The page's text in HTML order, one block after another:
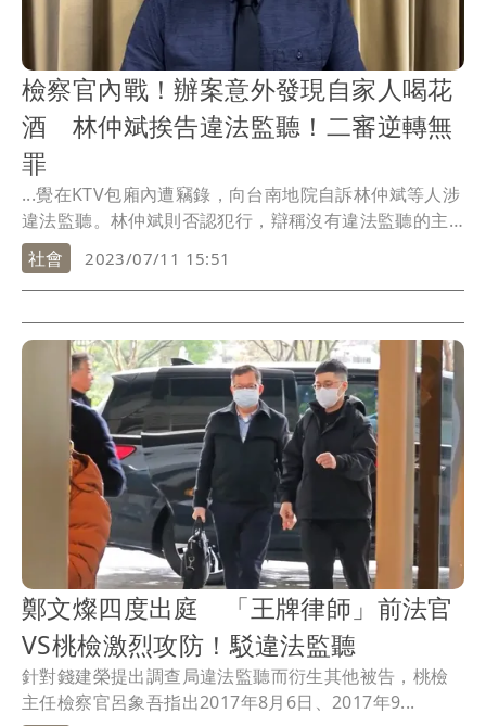
檢察官內戰！辦案意外發現自家人喝花
酒 林仲斌挨告違法監聽！二審逆轉無
罪
...覺在KTV包廂內遭竊錄，向台南地院自訴林仲斌等人涉
違法監聽。林仲斌則否認犯行，辯稱沒有違法監聽的主
觀...
社會 2023/07/11 15:51
鄭文燦四度出庭 「王牌律師」前法官
VS桃檢激烈攻防！駁違法監聽
針對錢建榮提出調查局違法監聽而衍生其他被告，桃檢
主任檢察官呂象吾指出2017年8月6日、2017年9...